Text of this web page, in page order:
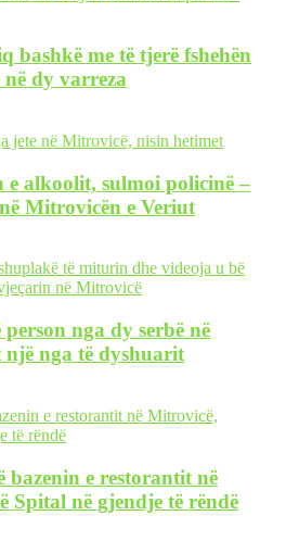
bashkë me të tjerë fshehën
dy varreza
e alkoolit, sulmoi policinë –
Mitrovicën e Veriut
nga dy serbë në
një nga të dyshuarit
bazenin e restorantit në
Spital në gjendje të rëndë